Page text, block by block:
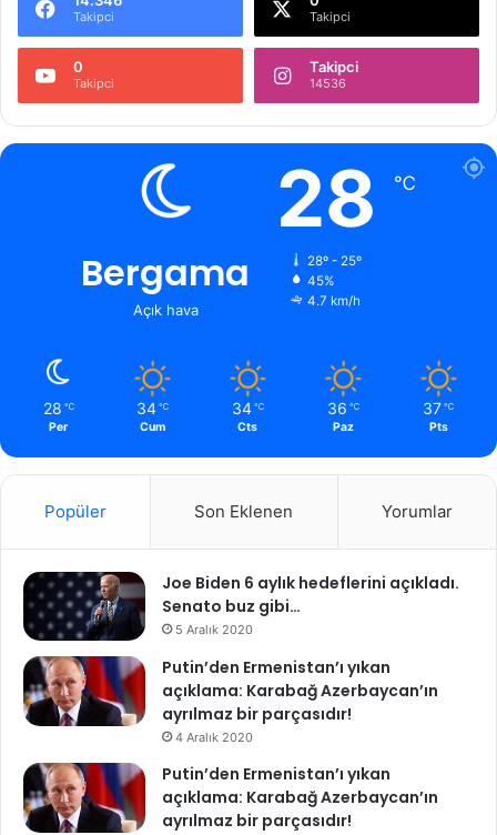
Takipci Takipci
0
Takipci
Takipci
14536
Bergama
Açık hava
28 ℃
28º - 25º
45%
4.7 km/h
28 ℃
Per
34 ℃
Cum
34 ℃
Cts
36 ℃
Paz
37 ℃
Pts
Popüler Son Eklenen Yorumlar
Joe Biden 6 aylık hedeflerini açıkladı.
Senato buz gibi…
5 Aralık 2020
Putin’den Ermenistan’ı yıkan
açıklama: Karabağ Azerbaycan’ın
ayrılmaz bir parçasıdır!
4 Aralık 2020
Putin’den Ermenistan’ı yıkan
açıklama: Karabağ Azerbaycan’ın
ayrılmaz bir parçasıdır!